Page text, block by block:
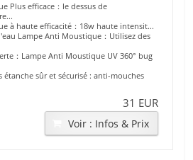
Plus efficace：le dessus de
à haute efficacité：18w haute intensit...
Lampe Anti Moustique：Utilisez des
：Lampe Anti Moustique UV 360° bug
étanche sûr et sécurisé : anti-mouches
31 EUR
Voir : Infos & Prix